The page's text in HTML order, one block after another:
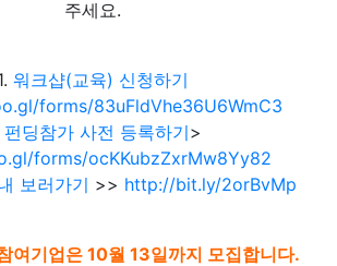
주세요.
워크샵(교육) 신청하기
forms/83uFldVhe36U6WmC3
펀딩참가 사전 등록하기>
forms/ocKKubzZxrMw8Yy82
보러가기 >> http://bit.ly/2orBvMp
여기업은 10월 13일까지 모집합니다.